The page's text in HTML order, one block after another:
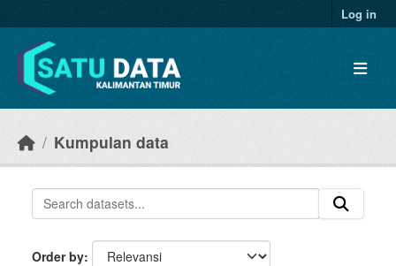
Log in
Kumpulan data
Order by